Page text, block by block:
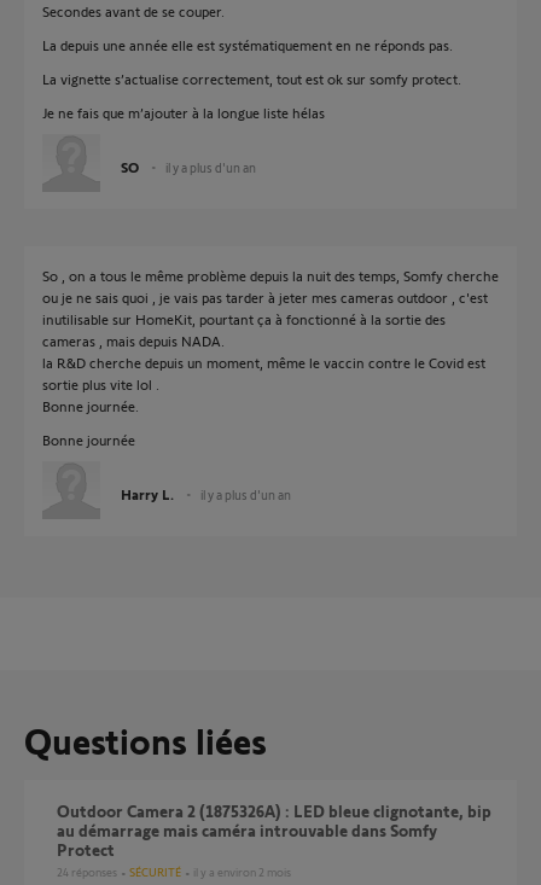
Secondes avant de se couper.
La depuis une année elle est systématiquement en ne réponds pas.
La vignette s’actualise correctement, tout est ok sur somfy protect.
Je ne fais que m’ajouter à la longue liste hélas
SO il y a plus d'un an
So , on a tous le même problème depuis la nuit des temps, Somfy cherche
ou je ne sais quoi , je vais pas tarder à jeter mes cameras outdoor , c'est
inutilisable sur HomeKit, pourtant ça à fonctionné à la sortie des
cameras , mais depuis NADA.
la R&D cherche depuis un moment, même le vaccin contre le Covid est
sortie plus vite lol .
Bonne journée.
Bonne journée
Harry L. il y a plus d'un an
Questions liées
Outdoor Camera 2 (1875326A) : LED bleue clignotante, bip
au démarrage mais caméra introuvable dans Somfy
Protect
24 réponses SÉCURITÉ il y a environ 2 mois